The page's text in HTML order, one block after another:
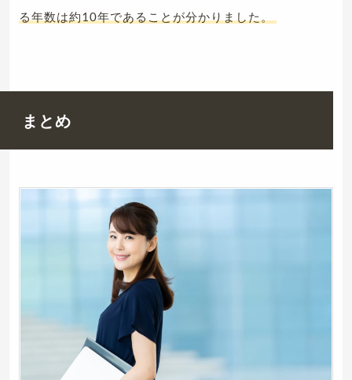
る年数は約10年であることが分かりました。
まとめ